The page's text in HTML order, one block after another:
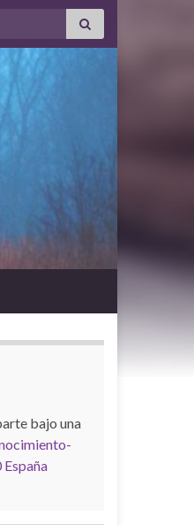
bajo una